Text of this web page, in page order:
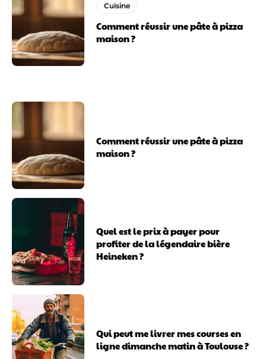
Cuisine
Comment réussir une pâte à pizza
maison ?
Comment réussir une pâte à pizza
maison ?
Quel est le prix à payer pour
profiter de la légendaire bière
Heineken ?
Qui peut me livrer mes courses en
ligne dimanche matin à Toulouse ?